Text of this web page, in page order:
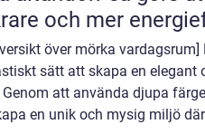
och mer
över mörka
sätt att skapa en
att använda djupa
en unik och mysig miljö